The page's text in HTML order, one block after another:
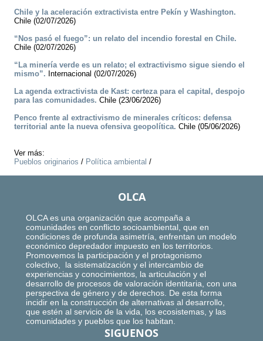
Chile y la aceleración extractivista entre Pekín y Washington.
Chile (02/07/2026)
“Nos pasó el fuego”: un relato del incendio forestal en Chile.
Chile (02/07/2026)
“La minería verde es un relato; el extractivismo sigue siendo el
mismo”. Internacional (02/07/2026)
La agenda extractivista de Kast: certeza para el capital, despojo
para las comunidades. Chile (23/06/2026)
Penco frente al extractivismo de minerales críticos: defensa
territorial ante la nueva ofensiva geopolítica. Chile (05/06/2026)
Ver más:
Pueblos originarios / Política ambiental /
OLCA
OLCA es una organización que acompaña a
comunidades en conflicto socioambiental, que en
condiciones de profunda asimetría, enfrentan un modelo
económico depredador impuesto en los territorios.
Promovemos la participación y el protagonismo
colectivo, la sistematización y el intercambio de
experiencias y conocimientos, la articulación y el
desarrollo de procesos de valoración identitaria, con una
perspectiva de género y de derechos. De esta forma
incidir en la construcción de alternativas al desarrollo,
que estén al servicio de la vida, los ecosistemas, y las
comunidades y pueblos que los habitan.
SIGUENOS